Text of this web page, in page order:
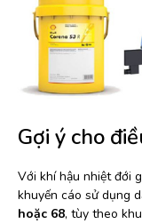
Gợi ý cho
Với khí hậu nhiệt đới
khuyến cáo sử dụng
hoặc 68, tùy theo